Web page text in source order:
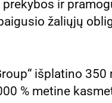
ir
žaliųjų
išplatino 350
% metine